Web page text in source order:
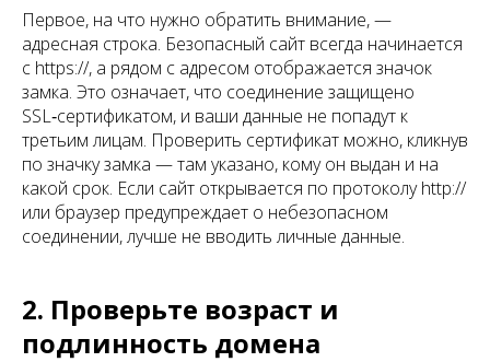
Первое, на что нужно обратить внимание, —
адресная строка. Безопасный сайт всегда начинается
с https://, а рядом с адресом отображается значок
замка. Это означает, что соединение защищено
SSL‑сертификатом, и ваши данные не попадут к
третьим лицам. Проверить сертификат можно, кликнув
по значку замка — там указано, кому он выдан и на
какой срок. Если сайт открывается по протоколу http://
или браузер предупреждает о небезопасном
соединении, лучше не вводить личные данные.
2. Проверьте возраст и
подлинность домена